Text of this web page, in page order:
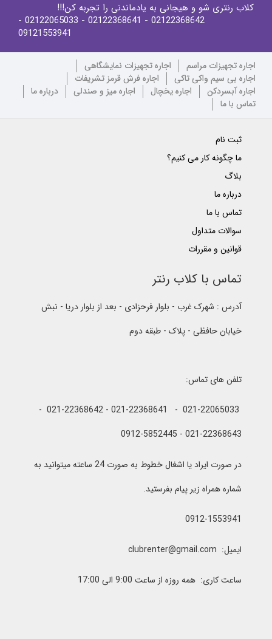
کلاب رنتری شو و هیجانی به یادماندنی را تجربه کن!!!
02122368642
- 02122368641
- 02122065033
-
09121553941
اجاره تجهیزات مراسم
اجاره تجهیزات نمایشگاهی
اجاره بی سیم واکی تاکی
اجاره فرش قرمز تشریفات
اجاره آبسردکن
اجاره یخچال اجاره میز و صندلی
درباره ما
تماس با ما
ثبت نام
ما چگونه کار می کنیم؟
بلاگ
درباره ما
تماس با ما
سوالات متداول
قوانین و مقررات
تماس با کلاب رنتر
آدرس : شهرک غرب - بلوار فرحزادی - بعد از بلوار دریا - نبش
خیابان حافظی - پلاک - طبقه دوم
تلفن های تماس:
021-22065033 - 021-22368641 - 021-22368642 -
021-22368643 - 0912-5852445
در صورت ایراد یا اشغال خطوط به صورت 24 ساعته میتوانید به
شماره همراه زیر پیام بفرستید.
0912-1553941
ایمیل: clubrenter@gmail.com
ساعت کاری: همه روزه از ساعت 9:00 الی 17:00